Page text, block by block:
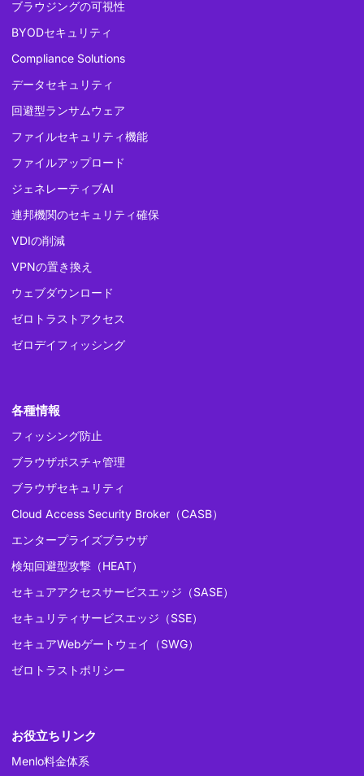
ブラウジングの可視性
BYODセキュリティ
Compliance Solutions
データセキュリティ
回避型ランサムウェア
ファイルセキュリティ機能
ファイルアップロード
ジェネレーティブAI
連邦機関のセキュリティ確保
VDIの削減
VPNの置き換え
ウェブダウンロード
ゼロトラストアクセス
ゼロデイフィッシング
各種情報
フィッシング防止
ブラウザポスチャ管理
ブラウザセキュリティ
Cloud Access Security Broker（CASB）
エンタープライズブラウザ
検知回避型攻撃（HEAT）
セキュアアクセスサービスエッジ（SASE）
セキュリティサービスエッジ（SSE）
セキュアWebゲートウェイ（SWG）
ゼロトラストポリシー
お役立ちリンク
Menlo料金体系